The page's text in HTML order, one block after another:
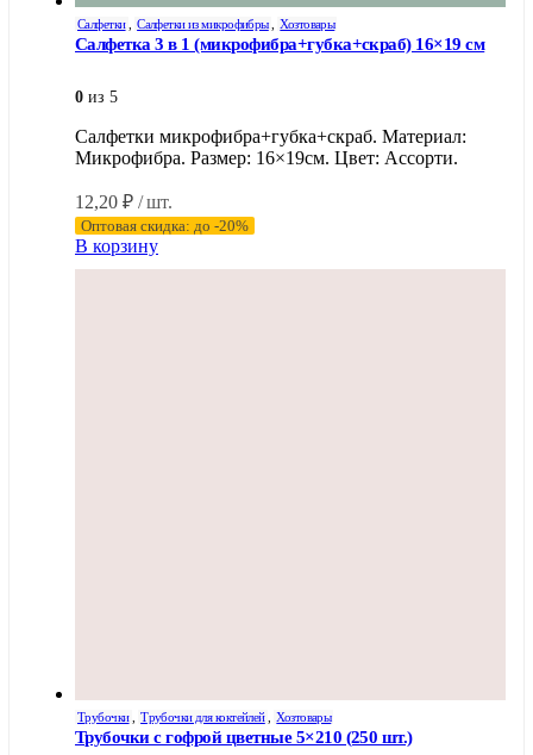
Салфетки , Салфетки из микрофибры, Хозтовары
Салфетка 3 в 1 (микрофибра+губка+скраб) 16×19 см
0 из 5
Салфетки микрофибра+губка+скраб. Материал:
Микрофибра. Размер: 16×19см. Цвет: Ассорти.
12,20 ₽ / шт.
Оптовая скидка: до -20%
В корзину
Трубочки , Трубочки для коктейлей, Хозтовары
Трубочки с гофрой цветные 5×210 (250 шт.)